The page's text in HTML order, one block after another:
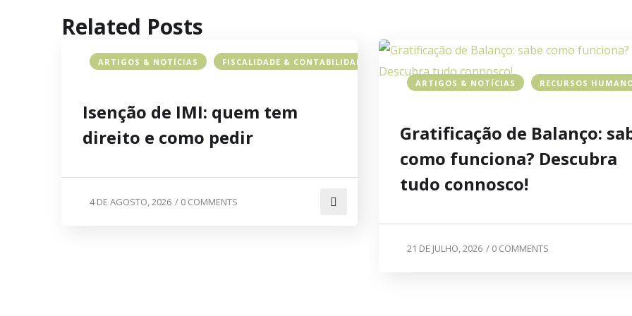
Related Posts
ARTIGOS & NOTÍCIAS FISCALIDADE & CONTABILIDADE
Isenção de IMI: quem tem
direito e como pedir
4 DE AGOSTO, 2026 / 0 COMMENTS
ARTIGOS & NOTÍCIAS RECURSOS
Gratificação de Balanço:
como funciona? Descubra
tudo connosco!
21 DE JULHO, 2026 / 0 COMMENTS